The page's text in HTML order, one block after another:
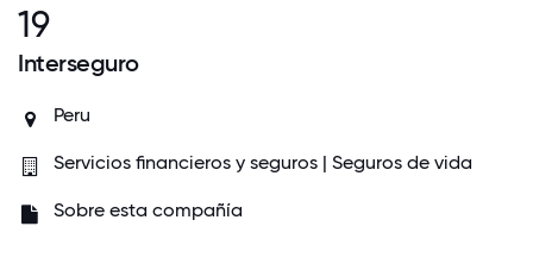
19
Interseguro
Peru
Servicios financieros y seguros | Seguros de vida
Sobre esta compañía